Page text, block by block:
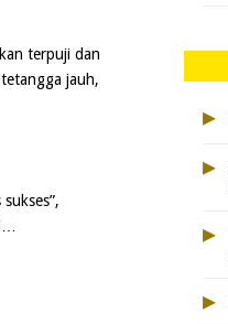
terpuji dan
jauh,
▸
▸
▸
▸